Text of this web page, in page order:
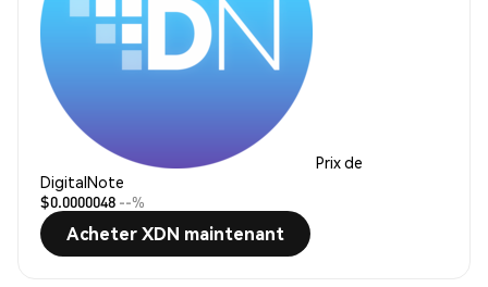
Prix de
DigitalNote
$0.0000048 --%
Acheter XDN maintenant